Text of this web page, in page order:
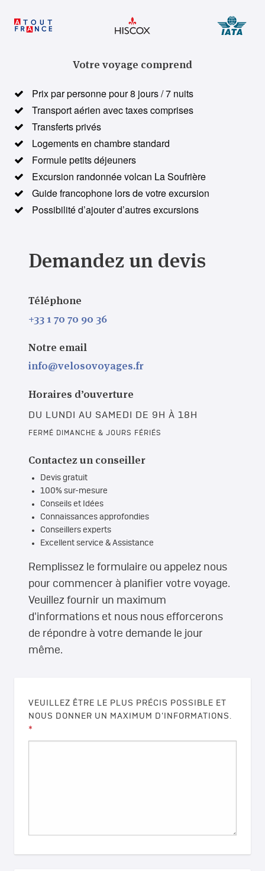
Votre voyage comprend
Prix par personne pour 8 jours / 7 nuits
Transport aérien avec taxes comprises
Transferts privés
Logements en chambre standard
Formule petits déjeuners
Excursion randonnée volcan La Soufrière
Guide francophone lors de votre excursion
Possibilité d’ajouter d’autres excursions
Demandez un devis
Téléphone
+33 1 70 70 90 36
Notre email
info@velosovoyages.fr
Horaires d’ouverture
DU LUNDI AU SAMEDI DE 9H À 18H
FERMÉ DIMANCHE & JOURS FÉRIÉS
Contactez un conseiller
Devis gratuit
100% sur-mesure
Conseils et Idées
Connaissances approfondies
Conseillers experts
Excellent service & Assistance
Remplissez le formulaire ou appelez nous
pour commencer à planifier votre voyage.
Veuillez fournir un maximum
d'informations et nous nous efforcerons
de répondre à votre demande le jour
même.
VEUILLEZ ÊTRE LE PLUS PRÉCIS POSSIBLE ET
NOUS DONNER UN MAXIMUM D’INFORMATIONS.
*